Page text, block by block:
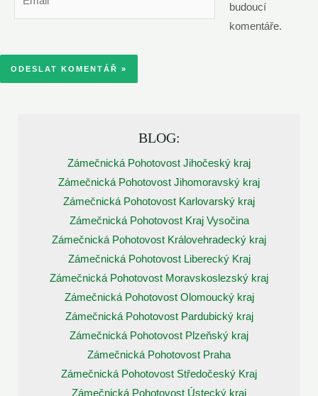
budoucí
komentáře.
BLOG:
Zámečnická Pohotovost Jihočeský kraj
Zámečnická Pohotovost Jihomoravský kraj
Zámečnická Pohotovost Karlovarský kraj
Zámečnická Pohotovost Kraj Vysočina
Zámečnická Pohotovost Královehradecký kraj
Zámečnická Pohotovost Liberecký Kraj
Zámečnická Pohotovost Moravskoslezský kraj
Zámečnická Pohotovost Olomoucký kraj
Zámečnická Pohotovost Pardubický kraj
Zámečnická Pohotovost Plzeňský kraj
Zámečnická Pohotovost Praha
Zámečnická Pohotovost Středočeský Kraj
Zámečnická Pohotovost Ústecký kraj